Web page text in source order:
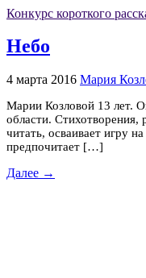
Конкурс короткого
Небо
4 марта 2016 Мария
Марии Козловой 13 лет.
области. Стихотворения,
читать, осваивает игру
предпочитает […]
Далее →